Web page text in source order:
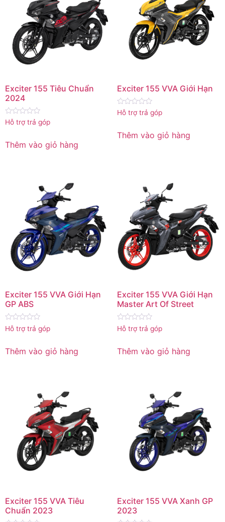
Exciter 155 Tiêu Chuẩn
2024
Được
xếp
5
Hỗ trợ trả góp
Thêm vào giỏ hàng
Exciter 155 VVA Giới Hạn
Được
xếp
5
Hỗ trợ trả góp
Thêm vào giỏ hàng
Exciter 155 VVA Giới Hạn
GP ABS
Được
xếp
5
Hỗ trợ trả góp
Thêm vào giỏ hàng
Exciter 155 VVA Giới Hạn
Master Art Of Street
Được
xếp
5
Hỗ trợ trả góp
Thêm vào giỏ hàng
Exciter 155 VVA Tiêu
Chuẩn 2023
Exciter 155 VVA Xanh GP
2023